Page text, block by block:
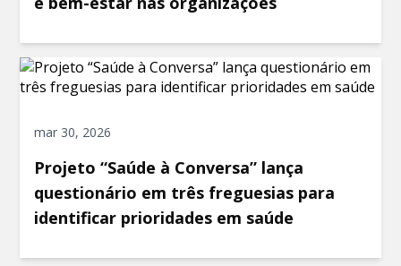
mar 30, 2026
Projeto “Saúde à Conversa” lança
questionário em três freguesias para
identificar prioridades em saúde